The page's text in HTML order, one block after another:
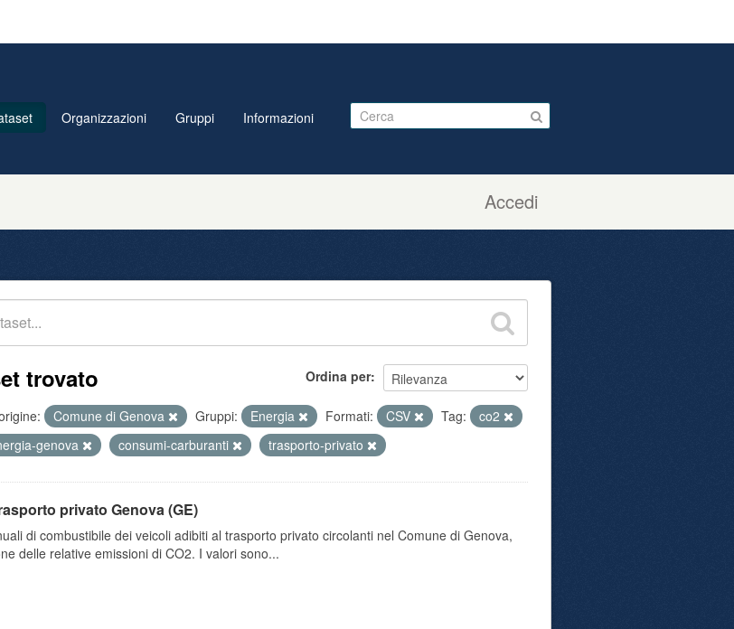
Accedi
Organizzazioni Gruppi Informazioni
Ordina per
trovato
Comune di Genova Gruppi: Energia Formati: CSV Tag:
co2
genova
consumi-carburanti trasporto-privato
privato Genova (GE)
di combustibile dei veicoli adibiti al trasporto privato circolanti nel Comune di Genova,
delle relative emissioni di CO2. I valori sono...